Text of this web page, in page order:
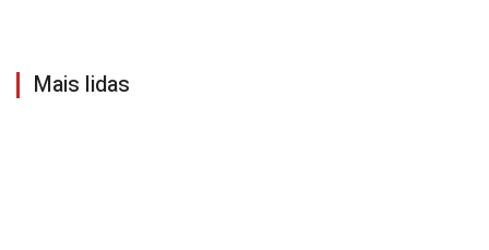
Mais lidas